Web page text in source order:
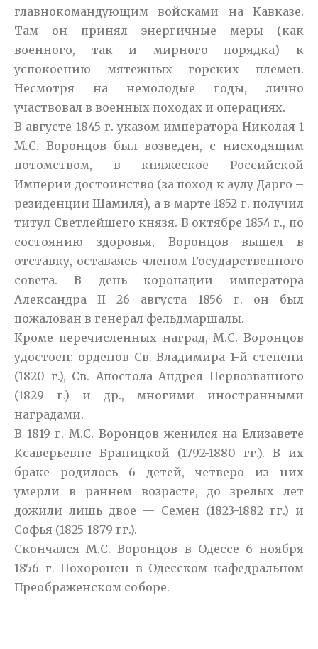
главнокомандующим войсками на Кавказе.
Там он принял энергичные меры (как
военного, так и мирного порядка) к
успокоению мятежных горских племен.
Несмотря на немолодые годы, лично
участвовал в военных походах и операциях.
В августе 1845 г. указом императора Николая 1
М.С. Воронцов был возведен, с нисходящим
потомством, в княжеское Российской
Империи достоинство (за поход к аулу Дарго –
резиденции Шамиля), а в марте 1852 г. получил
титул Светлейшего князя. В октябре 1854 г., по
состоянию здоровья, Воронцов вышел в
отставку, оставаясь членом Государственного
совета. В день коронации императора
Александра II 26 августа 1856 г. он был
пожалован в генерал фельдмаршалы.
Кроме перечисленных наград, М.С. Воронцов
удостоен: орденов Св. Владимира 1-й степени
(1820 г.), Св. Апостола Андрея Первозванного
(1829 г.) и др., многими иностранными
наградами.
В 1819 г. М.С. Воронцов женился на Елизавете
Ксаверьевне Браницкой (1792-1880 гг.). В их
браке родилось 6 детей, четверо из них
умерли в раннем возрасте, до зрелых лет
дожили лишь двое — Семен (1823-1882 гг.) и
Софья (1825-1879 гг.).
Скончался М.С. Воронцов в Одессе 6 ноября
1856 г. Похоронен в Одесском кафедральном
Преображенском соборе.